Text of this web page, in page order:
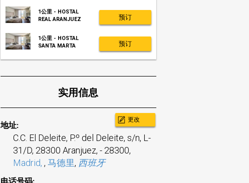
1公里 - HOSTAL
REAL ARANJUEZ
预订
1公里 - HOSTAL
SANTA MARTA
预订
实用信息
更改
地址:
C.C. El Deleite, P.º del Deleite, s/n, L-
31/D, 28300 Aranjuez, - 28300,
Madrid, , 马德里, 西班牙
电话号码: